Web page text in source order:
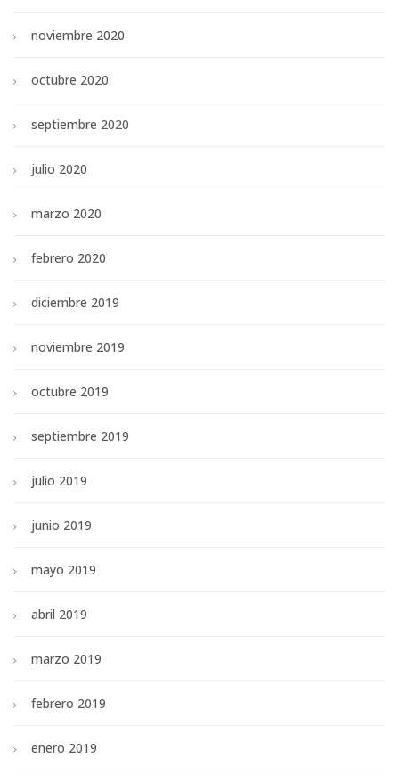
noviembre 2020
octubre 2020
septiembre 2020
julio 2020
marzo 2020
febrero 2020
diciembre 2019
noviembre 2019
octubre 2019
septiembre 2019
julio 2019
junio 2019
mayo 2019
abril 2019
marzo 2019
febrero 2019
enero 2019